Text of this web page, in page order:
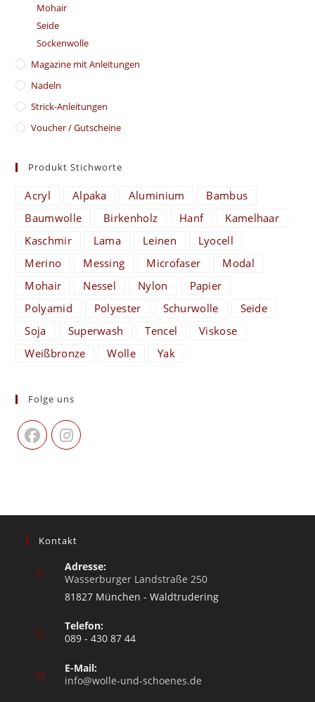
Mohair
Seide
Sockenwolle
Magazine mit Anleitungen
Nadeln
Strick-Anleitungen
Voucher / Gutscheine
Produkt Stichworte
Acryl Alpaka Aluminium
Bambus
Baumwolle
Birkenholz Hanf
Kamelhaar
Kaschmir
Lama Leinen
Lyocell
Merino
Messing Microfaser
Modal
Mohair
Nessel Nylon
Papier
Polyamid
Polyester Schurwolle
Seide
Soja
Superwash Tencel
Viskose
Weißbronze
Wolle Yak
Folge uns
Kontakt
Adresse:
Wasserburger Landstraße 250
81827 München - Waldtrudering
Telefon:
089 - 430 87 44
E-Mail:
info@wolle-und-schoenes.de